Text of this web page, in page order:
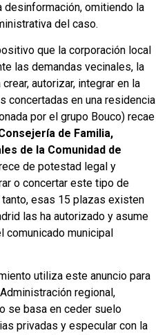
desinformación, omitiendo la
del caso.
que la corporación local
las demandas vecinales, la
autorizar, integrar en la
concertadas en una residencia
por el grupo Bouco) recae
de Familia,
de la Comunidad de
de potestad legal y
o concertar este tipo de
esas 15 plazas existen
las ha autorizado y asume
comunicado municipal
utiliza este anuncio para
regional,
se basa en ceder suelo
privadas y especular con la